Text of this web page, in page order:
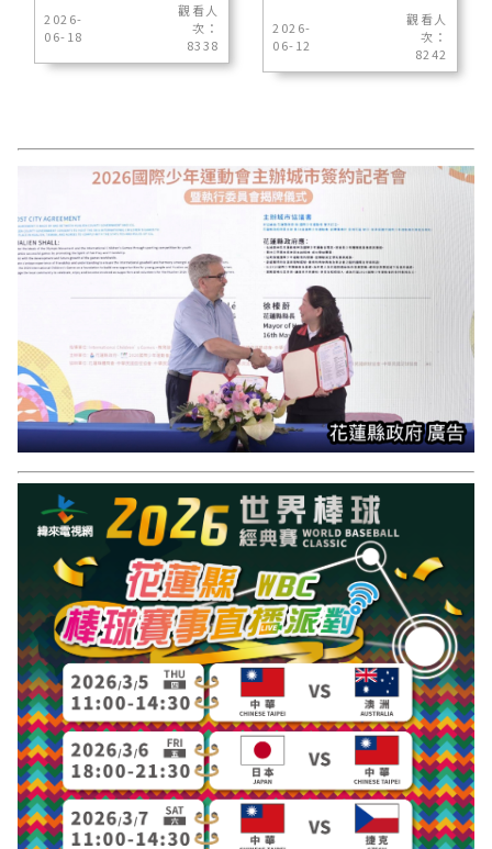
2026-
06-18
觀看人
次：
8338
2026-
06-12
觀看人
次：
8242